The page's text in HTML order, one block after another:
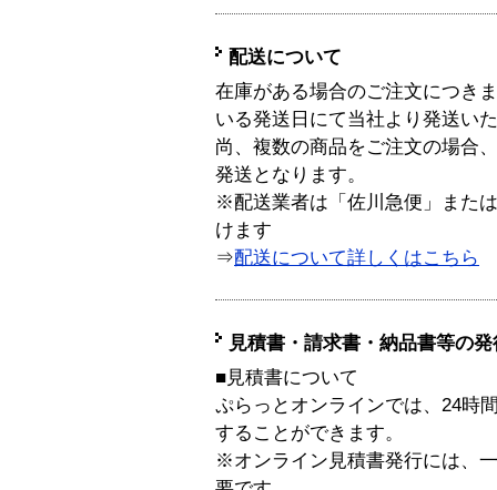
配送について
在庫がある場合のご注文につき
いる発送日にて当社より発送い
尚、複数の商品をご注文の場合
発送となります。
※配送業者は「佐川急便」また
けます
⇒配送について詳しくはこちら
見積書・請求書・納品書等の
■見積書について
ぷらっとオンラインでは、24時
することができます。
※オンライン見積書発行には、